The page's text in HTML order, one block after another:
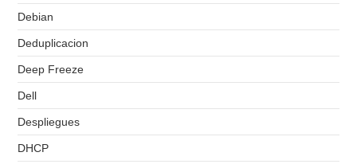
Debian
Deduplicacion
Deep Freeze
Dell
Despliegues
DHCP